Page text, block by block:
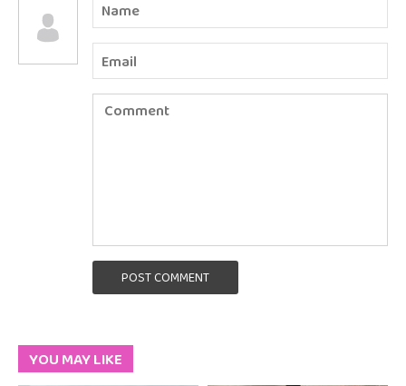
POST COMMENT
YOU MAY LIKE